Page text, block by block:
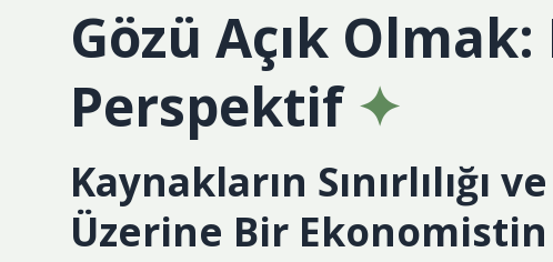
Gözü Açık
Perspektif
Kaynakların Sınırlılığı
Üzerine Bir Ekonomistin